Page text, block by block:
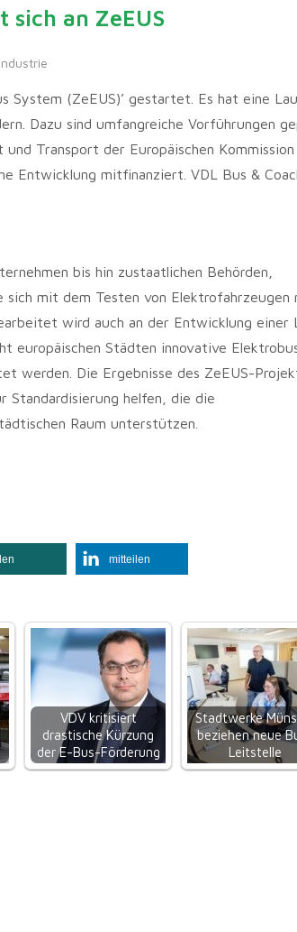
sich an ZeEUS
System (ZeEUS)’ gestartet. Es hat eine
Dazu sind umfangreiche Vorführungen
Transport der Europäischen Kommission
Entwicklung mitfinanziert. VDL Bus &
bis hin zustaatlichen Behörden,
mit dem Testen von Elektrofahrzeugen
wird auch an der Entwicklung einer
europäischen Städten innovative
werden. Die Ergebnisse des ZeEUS-
Standardisierung helfen, die die
Raum unterstützen.
mitteilen
VDV kritisiert
drastische Kürzung
der E-Bus-Förderung
Stadtwerke
beziehen neue
Leitstelle